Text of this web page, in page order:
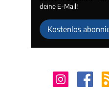
deine E-Mail!
Kostenlos